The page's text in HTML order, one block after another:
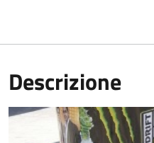
Descrizione